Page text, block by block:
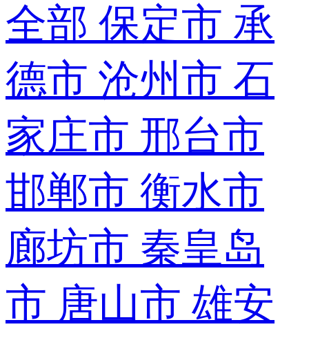
全部 保定市 承
德市 沧州市 石
家庄市 邢台市
邯郸市 衡水市
廊坊市 秦皇岛
市 唐山市 雄安